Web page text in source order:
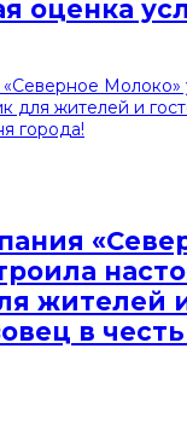
оценка
жителей
в